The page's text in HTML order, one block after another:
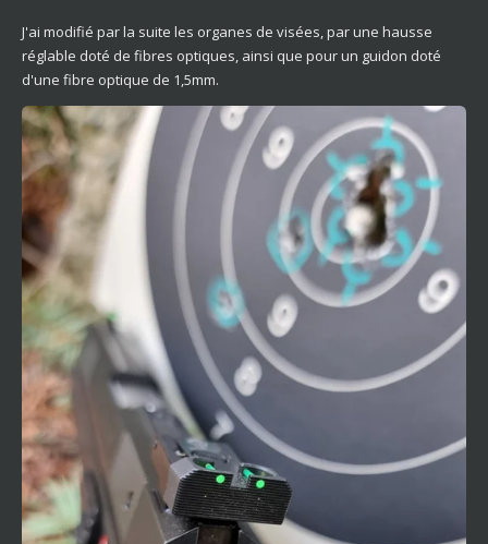
J'ai modifié par la suite les organes de visées, par une hausse
réglable doté de fibres optiques, ainsi que pour un guidon doté
d'une fibre optique de 1,5mm.